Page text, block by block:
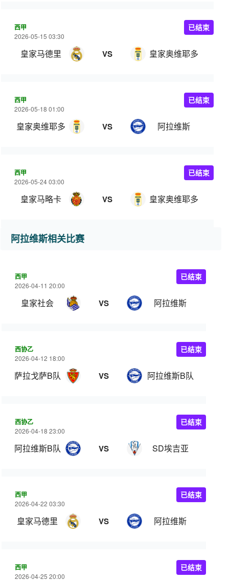
西甲
2026-05-15 03:30
皇家马德里 VS 皇家奥维耶多
已结束
西甲
2026-05-18 01:00
皇家奥维耶多 VS 阿拉维斯
已结束
西甲
2026-05-24 03:00
皇家马略卡 VS 皇家奥维耶多
已结束
阿拉维斯相关比赛
西甲
2026-04-11 20:00
皇家社会 VS 阿拉维斯
已结束
西协乙
2026-04-12 18:00
萨拉戈萨B队 VS 阿拉维斯B队
已结束
西协乙
2026-04-18 23:00
阿拉维斯B队 VS SD埃吉亚
已结束
西甲
2026-04-22 03:30
皇家马德里 VS 阿拉维斯
已结束
西甲
2026-04-25 20:00
已结束